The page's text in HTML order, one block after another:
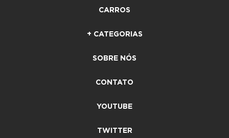
CARROS
+ CATEGORIAS
SOBRE NÓS
CONTATO
YOUTUBE
TWITTER